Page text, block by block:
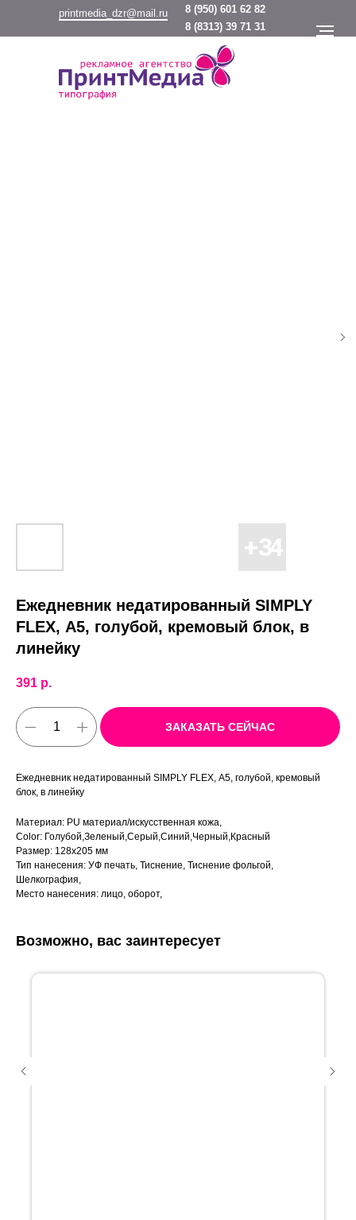
8 (950) 601 62 82
printmedia_dzr@mail.ru
8 (8313) 39 71 31
Ежедневник недатированный SIMPLY
FLEX, А5, голубой, кремовый блок, в
линейку
391 р.
ЗАКАЗАТЬ СЕЙЧАС
Ежедневник недатированный SIMPLY FLEX, А5, голубой, кремовый
блок, в линейку
Материал: PU материал/искусственная кожа,
Color: Голубой,Зеленый,Серый,Синий,Черный,Красный
Размер: 128х205 мм
Тип нанесения: УФ печать, Тиснение, Тиснение фольгой,
Шелкография,
Место нанесения: лицо, оборот,
Возможно, вас заинтересует